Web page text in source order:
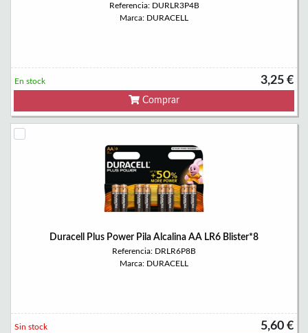
Referencia: DURLR3P4B
Marca: DURACELL
3,25 €
En stock
Comprar
Duracell Plus Power Pila Alcalina AA LR6 Blister*8
Referencia: DRLR6P8B
Marca: DURACELL
5,60 €
Sin stock